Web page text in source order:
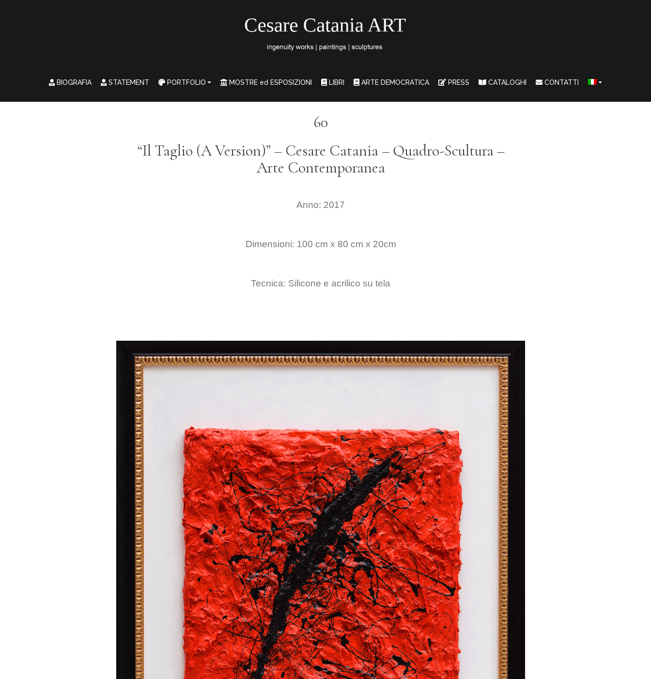
BIOGRAFIA STATEMENT PORTFOLIO MOSTRE ed ESPOSIZIONI LIBRI ARTE DEMOCRATICA PRESS CATALOGHI CONTATTI
60
“Il Taglio (A Version)” – Cesare Catania – Quadro-Scultura –
Arte Contemporanea
Anno: 2017
Dimensioni: 100 cm x 80 cm x 20cm
Tecnica: Silicone e acrilico su tela